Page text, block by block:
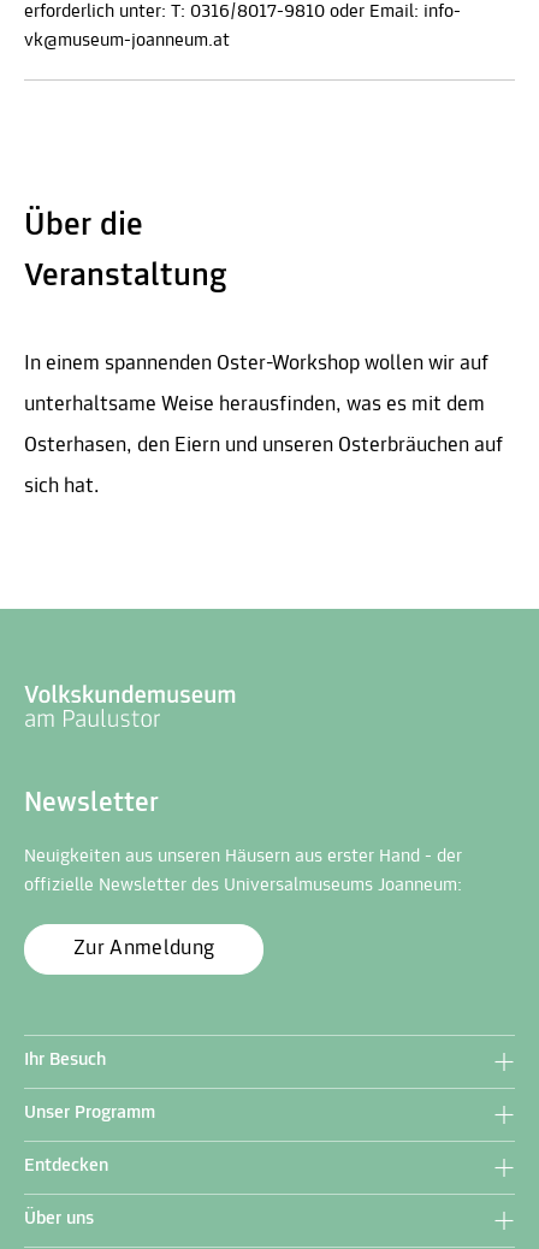
erforderlich unter: T: 0316/8017-9810 oder Email: info-
vk@museum-joanneum.at
Über die
Veranstaltung
In einem spannenden Oster-Workshop wollen wir auf
unterhaltsame Weise herausfinden, was es mit dem
Osterhasen, den Eiern und unseren Osterbräuchen auf
sich hat.
Newsletter
Neuigkeiten aus unseren Häusern aus erster Hand - der
offizielle Newsletter des Universalmuseums Joanneum:
Zur Anmeldung
Ihr Besuch
Unser Programm
Entdecken
Über uns